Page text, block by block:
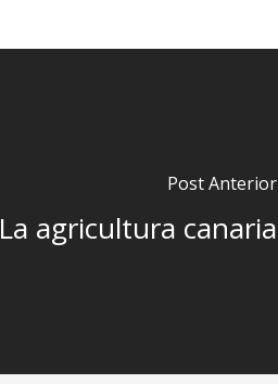
Post Anterior
La agricultura canaria